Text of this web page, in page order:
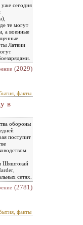
сегодня
те могут
а военные
Латвии
(2029)
факты
в
обороны
поступит
Шяштокай
сетях.
(2781)
факты